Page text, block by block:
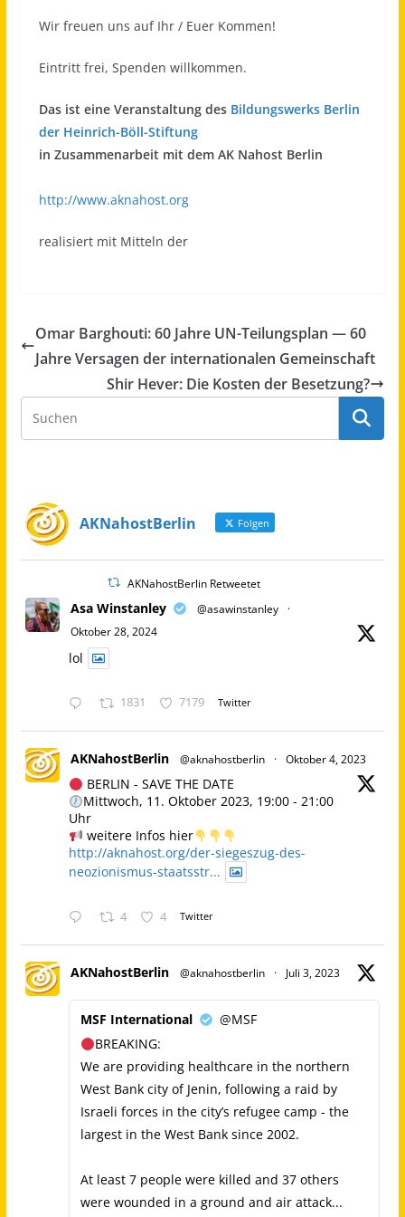
Wir freuen uns auf Ihr / Euer Kommen!
Eintritt frei, Spenden willkommen.
Das ist eine Veranstaltung des Bildungswerks Berlin
der Heinrich-Böll-Stiftung
in Zusammenarbeit mit dem AK Nahost Berlin
http://www.aknahost.org
realisiert mit Mitteln der
Omar Barghouti: 60 Jahre UN-Teilungsplan — 60
Jahre Versagen der internationalen Gemeinschaft
Shir Hever: Die Kosten der Besetzung?
AKNahostBerlin Folgen
AKNahostBerlin Retweetet
Asa Winstanley @asawinstanley
·
Oktober 28, 2024
lol
1831 7179 Twitter
AKNahostBerlin @aknahostberlin · Oktober 4, 2023
BERLIN - SAVE THE DATE
Mittwoch, 11. Oktober 2023, 19:00 - 21:00
Uhr
weitere Infos hier
http://aknahost.org/der-siegeszug-des-
neozionismus-staatsstr...
4 4 Twitter
AKNahostBerlin @aknahostberlin · Juli 3, 2023
MSF International
@MSF
BREAKING:
We are providing healthcare in the northern
West Bank city of Jenin, following a raid by
Israeli forces in the city’s refugee camp - the
largest in the West Bank since 2002.
At least 7 people were killed and 37 others
were wounded in a ground and air attack...